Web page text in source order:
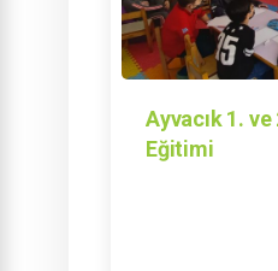
Ayvacık 1. ve
Eğitimi